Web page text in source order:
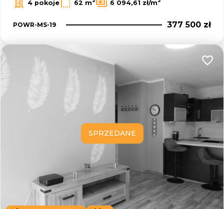
4 pokoje
62 m 6 094,61 zł/m
POWR-MS-19 377 500 zł
SPRZEDANE